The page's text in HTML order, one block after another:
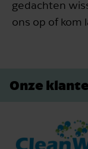
gedachten
ons op of kom
Onze